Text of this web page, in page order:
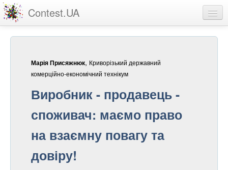
Contest.UA
Статистика
Про проект
реєстрація
Марія Присяжнюк, Криворізький державний
комерційно-економічний технікум
Виробник - продавець -
споживач: маємо право
на взаємну повагу та
довіру!